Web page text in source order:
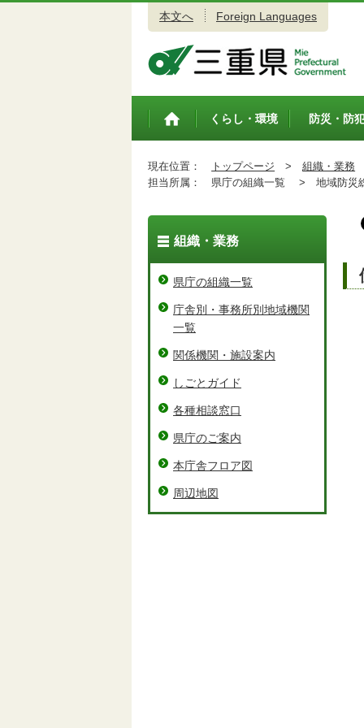
本文へ Foreign Languages
トップペ
くらし・環境 防災・防
現在位置： トップページ > 組織・業務
担当所属：
県庁の組織一覧 > 地域防災
組織・業務
県庁の組織一覧
庁舎別・事務所別地域機関
一覧
関係機関・施設案内
しごとガイド
各種相談窓口
県庁のご案内
本庁舎フロア図
周辺地図